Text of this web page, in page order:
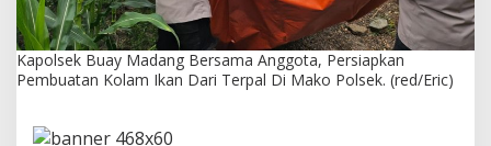
A
n
g
g
Kapolsek Buay Madang Bersama Anggota, Persiapkan
Pembuatan Kolam Ikan Dari Terpal Di Mako Polsek. (red/Eric)